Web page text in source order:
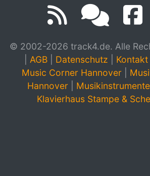
© 2002-2026 track4.de. Alle
AGB Datenschutz Kontakt
Music Corner Hannover
Hannover
Klavierhaus Stampe &